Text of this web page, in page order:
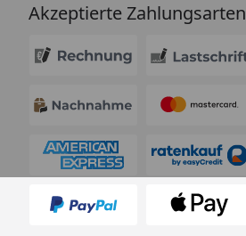
Akzeptierte Zahlungsarten